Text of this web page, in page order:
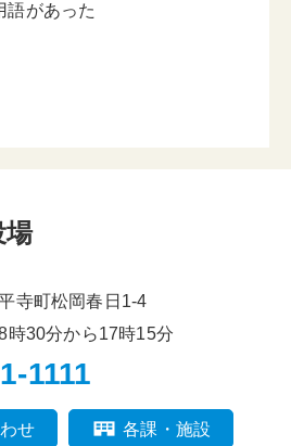
語があった
場
寺町松岡春日1-4
時30分から17時15分
1111
せ 各課・施設